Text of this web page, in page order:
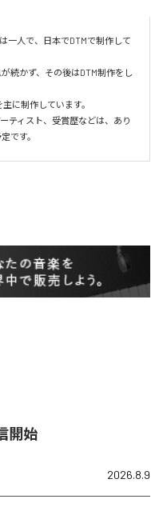
一人で、日本でDTMで制作して
続かず、その後はDTM制作をし
に制作しています。
ティスト、受賞歴などは、あり
です。
開始
2026.8.9